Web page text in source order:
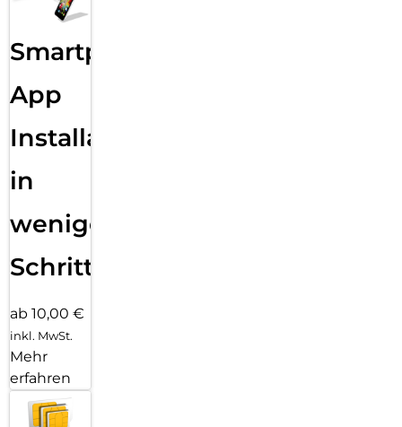
Smartphone
App
Installation
in
wenigen
Schritten
ab 10,00 €
inkl. MwSt.
Mehr
erfahren